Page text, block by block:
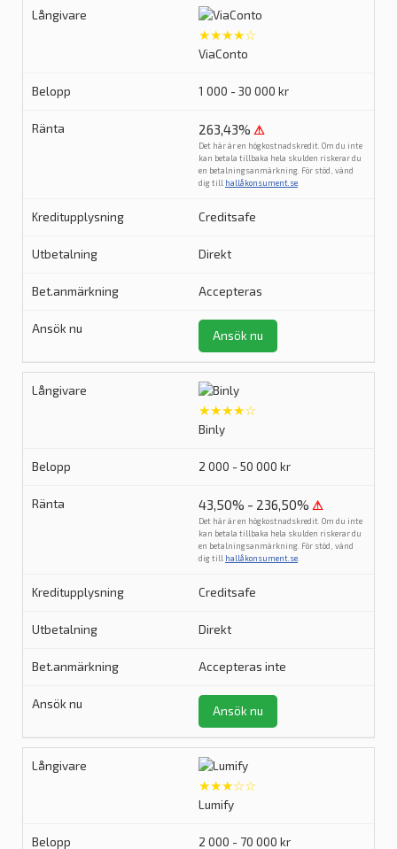
★★★★☆
ViaConto
1 000 - 30 000 kr
263,43% ⚠
Det här är en högkostnadskredit. Om du inte
kan betala tillbaka hela skulden riskerar du
en betalningsanmärkning. För stöd, vänd
dig till hallåkonsument.se
Creditsafe
Direkt
Accepteras
Ansök nu
★★★★☆
Binly
2 000 - 50 000 kr
43,50% - 236,50% ⚠
Det här är en högkostnadskredit. Om du inte
kan betala tillbaka hela skulden riskerar du
en betalningsanmärkning. För stöd, vänd
dig till hallåkonsument.se
Creditsafe
Direkt
Accepteras inte
Ansök nu
★★★☆☆
Lumify
2 000 - 70 000 kr